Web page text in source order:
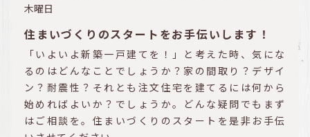
木曜日
住まいづくりのスタートをお手伝いします！
「いよいよ新築一戸建てを！」と考えた時、気にな
るのはどんなことでしょうか？家の間取り？デザイ
ン？耐震性？それとも注文住宅を建てるには何から
始めればよいか？でしょうか。どんな疑問でもまず
はご相談を。住まいづくりのスタートを是非お手伝